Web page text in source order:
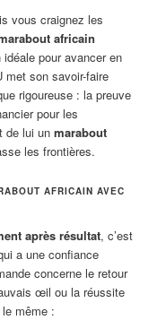
vous craignez les
africain
pour avancer en
met son savoir-faire
rigoureuse : la preuve
pour les
de lui unmarabout
les frontières.
AFRICAIN AVEC
après résultat, c’est
a une confiance
concerne le retour
œil ou la réussite
même :